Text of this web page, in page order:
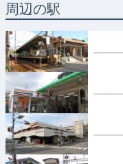
周辺の駅